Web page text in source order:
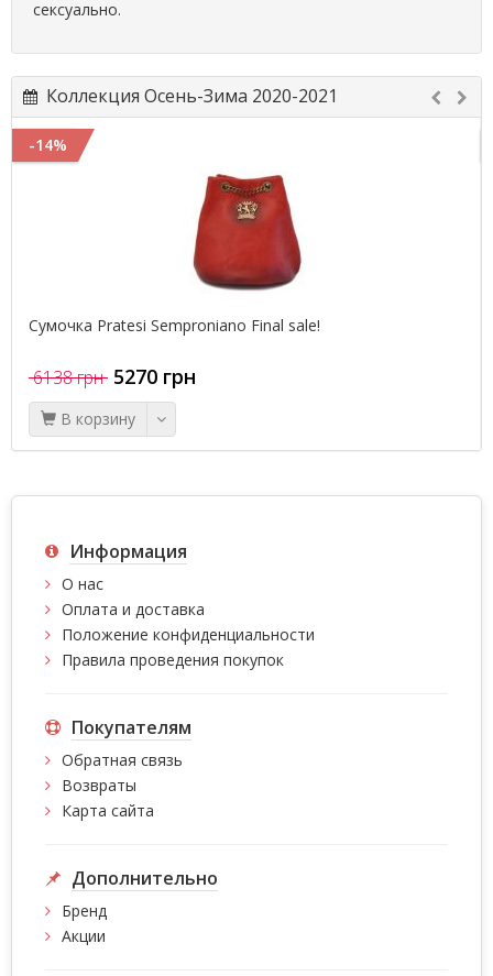
сексуально.
Коллекция Осень-Зима 2020-2021
-14%
Сумочка Pratesi Semproniano Final sale!
6138 грн 5270 грн
В корзину
Информация
О нас
Оплата и доставка
Положение конфиденциальности
Правила проведения покупок
Покупателям
Обратная связь
Возвраты
Карта сайта
Дополнительно
Бренд
Акции